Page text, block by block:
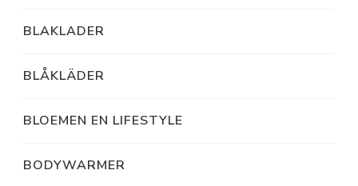
BLAKLADER
BLÅKLÄDER
BLOEMEN EN LIFESTYLE
BODYWARMER